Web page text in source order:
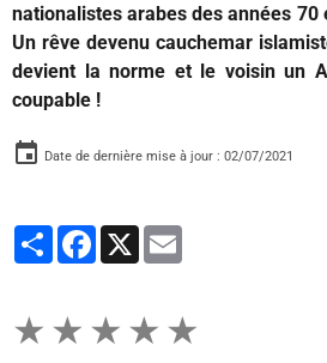
nationalistes arabes des années 70
Un rêve devenu cauchemar
devient la norme et le voisin un
coupable !
Date de dernière mise à jour : 02/07/2021
PartagerFacebook
X
★ ★ ★ ★ ★